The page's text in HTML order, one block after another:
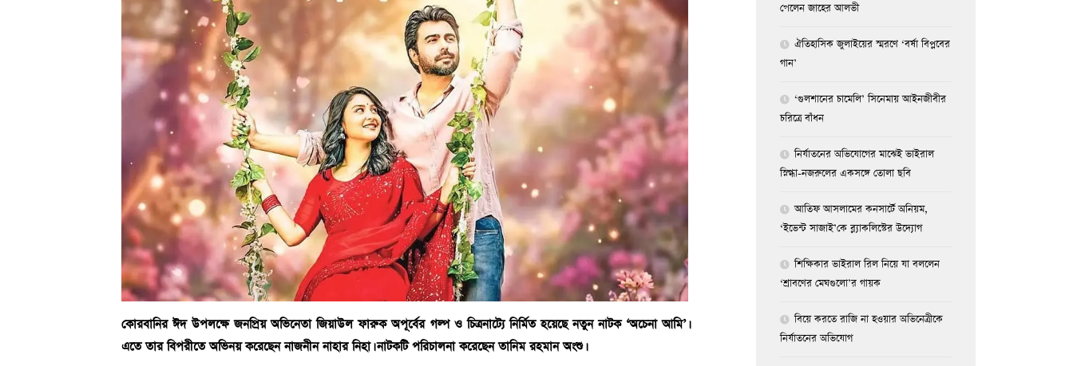
কোরবানির ঈদ উপলক্ষে জনপ্রিয় অভিনেতা জিয়াউল ফারুক অপূর্বের গল্প ও চিত্রনাট্যে নির্মিত হয়েছে নতুন নাটক ‘অচেনা আমি’।
এতে তার বিপরীতে অভিনয় করেছেন নাজনীন নাহার নিহা। নাটকটি পরিচালনা করেছেন তানিম রহমান অংশু।
পেলেন জাহের আলভী
ঐতিহাসিক জুলাইয়ের স্মরণে ‘বর্ষা বিপ্লবের
গান’
‘গুলশানের চামেলি’ সিনেমায় আইনজীবীর
চরিত্রে বাঁধন
নির্যাতনের অভিযোগের মাঝেই ভাইরাল
স্নিগ্ধা-নজরুলের একসঙ্গে তোলা ছবি
আতিফ আসলামের কনসার্টে অনিয়ম,
‘ইভেন্ট সাজাই’কে ব্ল্যাকলিস্টের উদ্যোগ
শিক্ষিকার ভাইরাল রিল নিয়ে যা বললেন
‘শ্রাবণের মেঘগুলো’র গায়ক
বিয়ে করতে রাজি না হওয়ার অভিনেত্রীকে
নির্যাতনের অভিযোগ